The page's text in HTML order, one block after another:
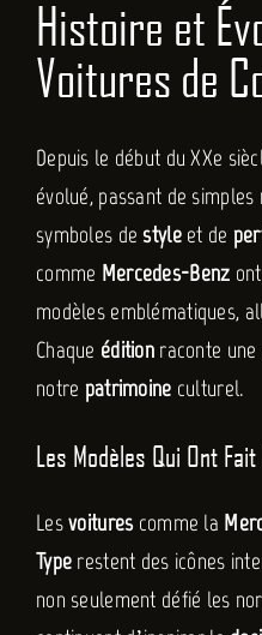
FR
Histoire et
Voitures de
Depuis le début du XXe
évolué, passant de
symboles de styleet de
comme Mercedes-Benz
modèles emblématiques,
Chaque éditionraconte une
notre patrimoine culturel.
Les Modèles Qui Ont
Lesvoiturescomme la
Type restent des icônes
non seulement défié les